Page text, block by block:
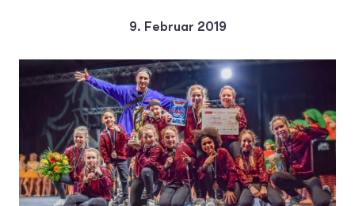
9. Februar 2019